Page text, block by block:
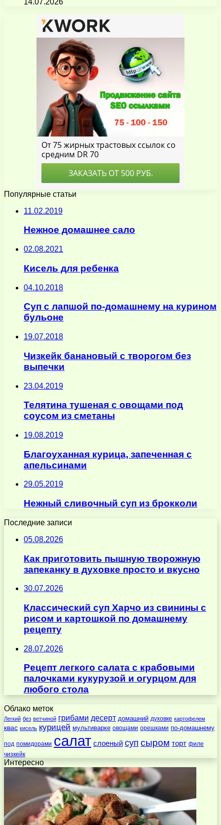
Популярные статьи
11.02.2019
Нежное домашнее сало
02.08.2021
Кисель для ребенка
04.10.2018
Суп с лапшой по-домашнему на курином
бульоне
19.07.2018
Чизкейк банановый с творогом без
выпечки
23.04.2019
Телятина тушеная с овощами под
соусом из сметаны
19.08.2019
Благоуханная курица, запеченная с
апельсинами
29.05.2019
Нежный сливочный суп из брокколи
Последние записи
05.08.2026
Как приготовить пышную творожную
запеканку в духовке просто и вкусно
30.07.2026
Классический суп Харчо из свинины с
рисом и картошкой по домашнему
рецепту
28.07.2026
Рецепт легкого салата с крабовыми
палочками кукурузой и огурцом для
любого стола
Облако меток
Легкий без ветчиной грибами десерт домашний духовке картофелем
квас кисель курицей мультиварке овощами орешками по-домашнему
под помидорами салат слоеный суп сыром торт филе
чизкейк
Интересно